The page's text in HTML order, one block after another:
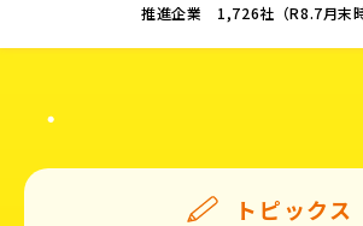
推進企業 1,726社（R8.7月末時
トピックス